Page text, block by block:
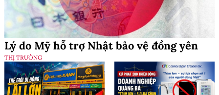
Lý do Mỹ hỗ trợ Nhật bảo vệ đồng yên
THỊ TRƯỜNG